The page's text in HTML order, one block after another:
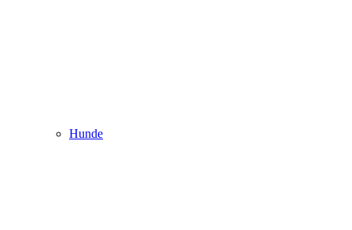
Hunde